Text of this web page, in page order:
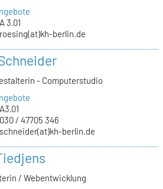
A 3.01
roesing(at)kh-berlin.de
- Computerstudio
A3.01
030 / 47705 346
schneider(at)kh-berlin.de
/ Webentwicklung